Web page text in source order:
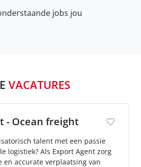
jobs jou
VACATURES
- Ocean freight
talent met een passie
logistiek? Als Export Agent zorg
en accurate verplaatsing van